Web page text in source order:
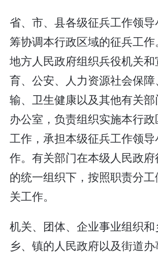
省、市、县各级征兵工作领
筹协调本行政区域的征兵工
地方人民政府组织兵役机关
育、公安、人力资源社会保
输、卫生健康以及其他有关
办公室，负责组织实施本行
工作，承担本级征兵工作领
作。有关部门在本级人民政
的统一组织下，按照职责分
关工作。
机关、团体、企业事业组织
乡、镇的人民政府以及街道